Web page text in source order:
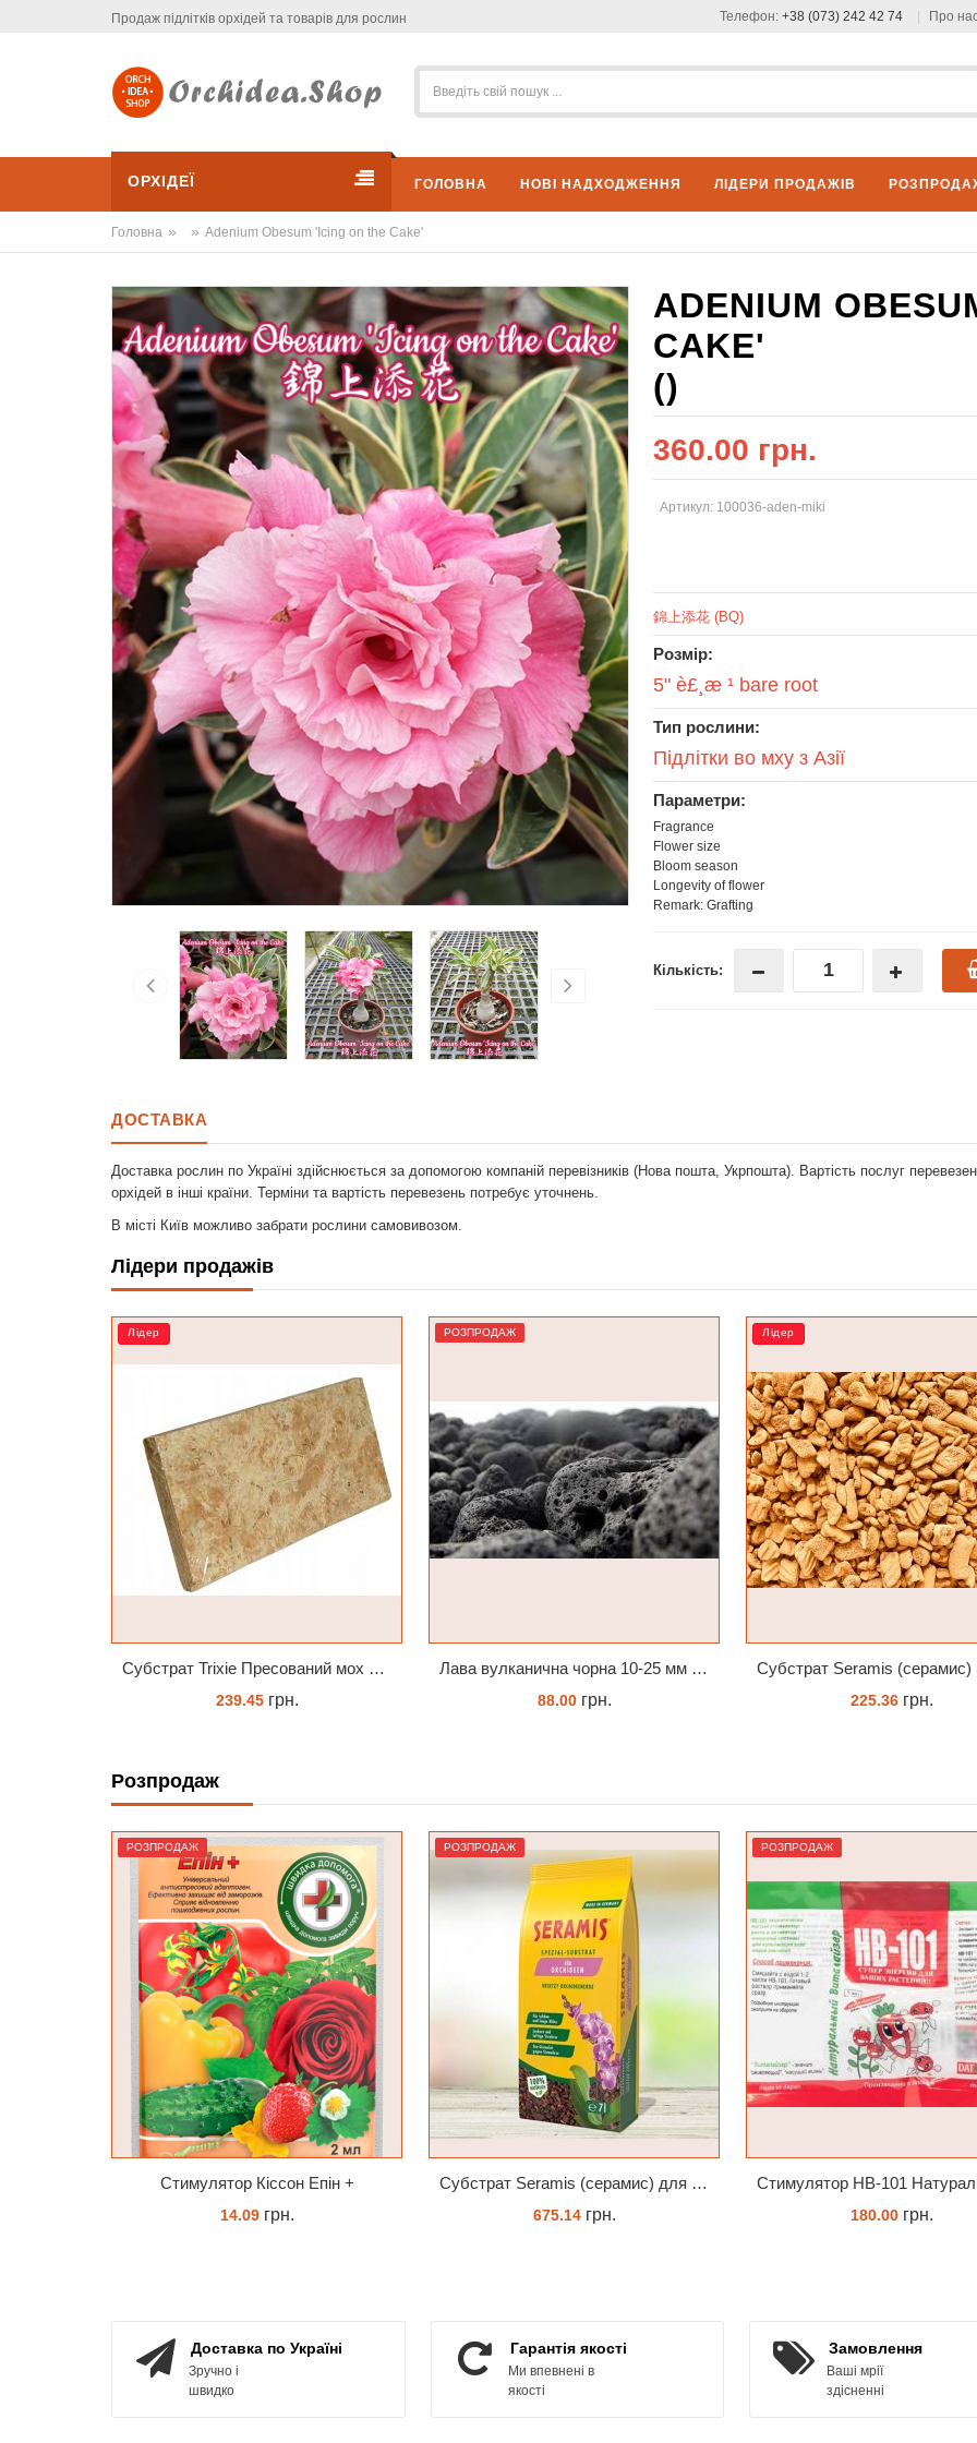
Продаж підлітків орхідей та товарів для рослин Телефон: +38 (073) 242 42 74 Про
ОРХІДЕЇ ГОЛОВНА НОВІ НАДХОДЖЕННЯ ЛІДЕРИ ПРОДАЖІВ
Головна » » Adenium Obesum 'Icing on the Cake'
ADENIUM
CAKE'
()
360.00 грн.
Артикул: 100036-aden-miki
錦上添花 (BQ)
Розмір:
5" è£¸æ ¹ bare root
Тип рослини:
Підлітки во мху з Азії
Параметри:
Fragrance
Flower size
Bloom season
Longevity of flower
Remark: Grafting
Кількість:
ДОСТАВКА
Доставка рослин по Україні здійснюється за допомогою компаній перевізників (Нова пошта, Укрпошта). Вартість послуг
орхідей в інші країни. Терміни та вартість перевезень потребує уточнень.
В місті Київ можливо забрати рослини самовивозом.
Лідери продажів
РОЗПРОДАЖ
Лава вулканична чорна 10-25 мм 1 л
88.00грн.
Лідер
Субстрат Seramis (серамис) крупний для орхідей 1 л
225.36грн.
Лідер
Субстрат для
75.00грн.
Розпродаж
РОЗПРОДАЖ
Cтимулятор Кіссон Епін +
14.09грн.
РОЗПРОДАЖ
Субстрат Seramis (серамис) для орхідей 7 л заводське пакування
675.14грн.
РОЗПРОДАЖ
180.00грн.
Доставка по Україні
Зручно і
швидко
Гарантія якості
Ми впевнені в
якості
Замовлення
Ваші мрії
здісненні